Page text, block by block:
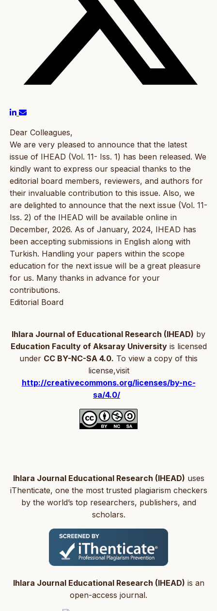
Dear Colleagues,
We are very pleased to announce that the latest
issue of IHEAD (Vol. 11- Iss. 1) has been released. We
kindly want to express our speacial thanks to the
editorial board members, reviewers, and authors for
their invaluable contribution to this issue. Also, we
are delighted to announce that the next issue (Vol. 11-
Iss. 2) of the IHEAD will be available online in
December, 2026. As of January, 2024, IHEAD has
been accepting submissions in English along with
Turkish. Handling your papers within the scope
education for the next issue will be a great pleasure
for us. Many thanks in advance for your
contributions.
Editorial Board
Ihlara Journal of Educational Research (IHEAD) by
Education Faculty of Aksaray Universityis licensed
under CC BY-NC-SA 4.0. To view a copy of this
license,visit
http://creativecommons.org/licenses/by-nc-
sa/4.0/
Ihlara Journal Educational Research (IHEAD) uses
iThenticate, one the most trusted plagiarism checkers
by the world’s top researchers, publishers, and
scholars.
Ihlara Journal Educational Research (IHEAD) is an
open-access journal.